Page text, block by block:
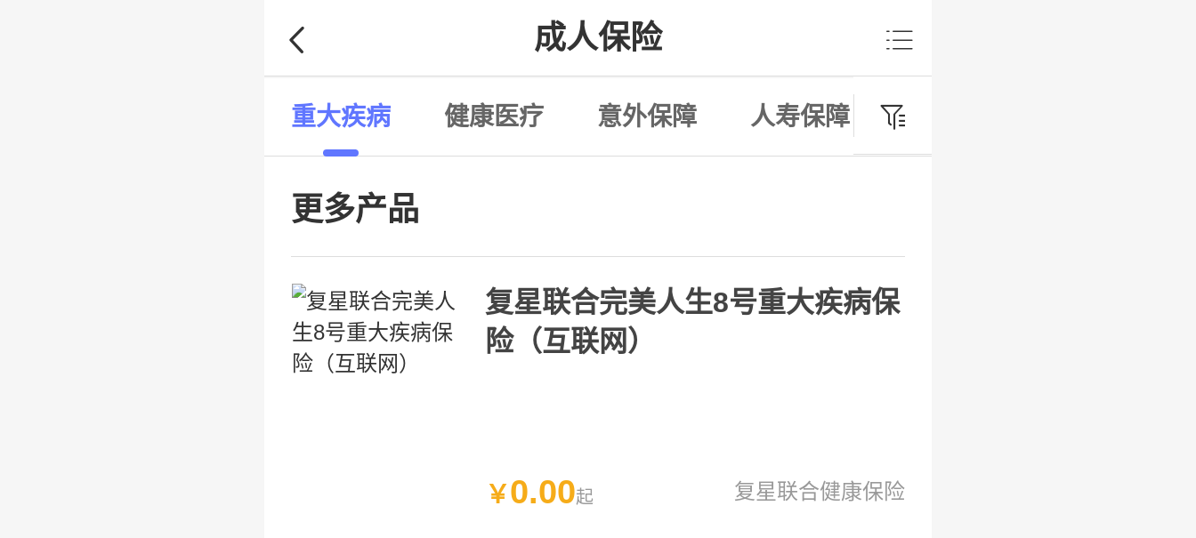
成人保险 

重大疾病 健康医疗 意外保障 人寿保障 财富年金
更多产品
复星联合完美人生8号重大疾病保
险（互联网）
￥0.00起 复星联合健康保险